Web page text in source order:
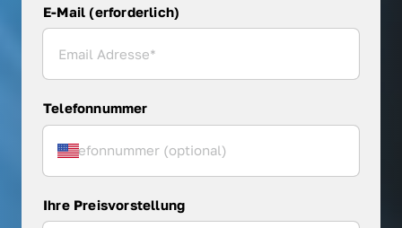
E-Mail (erforderlich)
Telefonnummer
Ihre Preisvorstellung